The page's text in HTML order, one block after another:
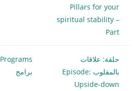
Pillars for your
spiritual stability –
Part
حلقة: علاقات
بالمقلوب Episode:
Upside-down
Programs
برامج